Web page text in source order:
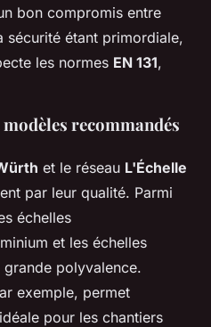
bon compromis entre
sécurité étant primordiale,
les normes EN 131,
recommandés
et le réseau L'Échelle
par leur qualité. Parmi
échelles
et les échelles
polyvalence.
exemple, permet
pour les chantiers